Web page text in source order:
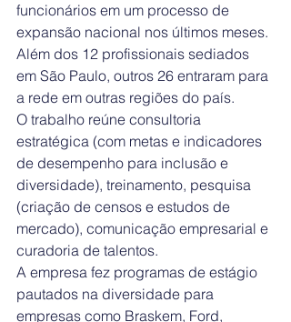
funcionários em um processo de
expansão nacional nos últimos meses.
Além dos 12 profissionais sediados
em São Paulo, outros 26 entraram para
a rede em outras regiões do país.
O trabalho reúne consultoria
estratégica (com metas e indicadores
de desempenho para inclusão e
diversidade), treinamento, pesquisa
(criação de censos e estudos de
mercado), comunicação empresarial e
curadoria de talentos.
A empresa fez programas de estágio
pautados na diversidade para
empresas como Braskem, Ford,